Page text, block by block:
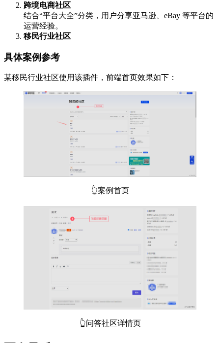
跨境电商社区
结合“平台大全”分类，用户分享亚马逊、eBay 等平台的
运营经验。
移民行业社区
具体案例参考
某移民行业社区使用该插件，前端首页效果如下：
👆案例首页
👆问答社区详情页